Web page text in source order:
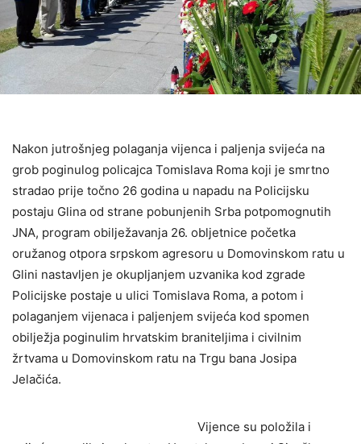
Nakon jutrošnjeg polaganja vijenca i paljenja svijeća na
grob poginulog policajca Tomislava Roma koji je smrtno
stradao prije točno 26 godina u napadu na Policijsku
postaju Glina od strane pobunjenih Srba potpomognutih
JNA, program obilježavanja 26. obljetnice početka
oružanog otpora srpskom agresoru u Domovinskom ratu u
Glini nastavljen je okupljanjem uzvanika kod zgrade
Policijske postaje u ulici Tomislava Roma, a potom i
polaganjem vijenaca i paljenjem svijeća kod spomen
obilježja poginulim hrvatskim braniteljima i civilnim
žrtvama u Domovinskom ratu na Trgu bana Josipa
Jelačića.
Vijence su položila i